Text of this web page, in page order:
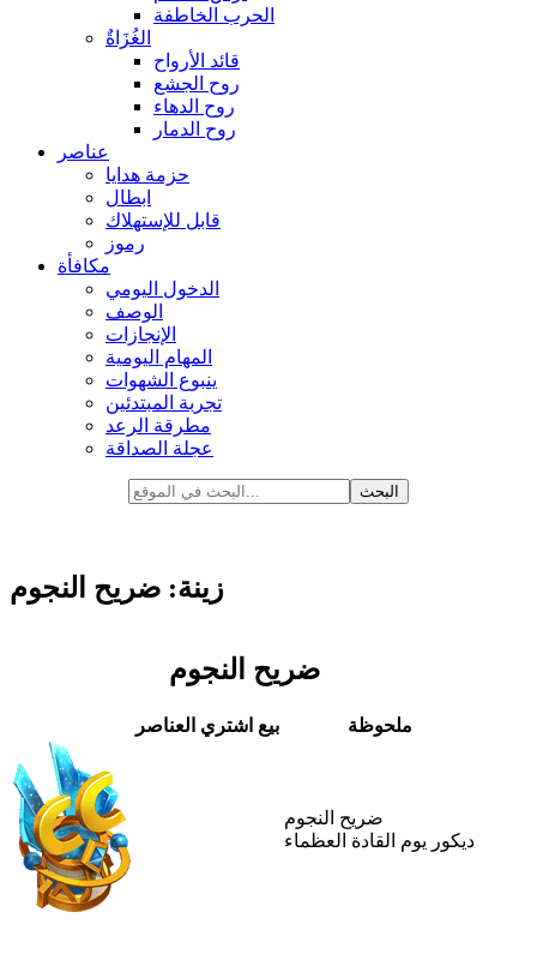
الحرب الخاطفة
الغُزَاةٌ
قائد الأرواح
روح الجشع
روح الدهاء
روح الدمار
عناصر
حزمة هدايا
ابطال
قابل للإستهلاك
رموز
مكافأة
الدخول اليومي
الوصف
الإنجازات
المهام اليومية
ينبوع الشهوات
تجربة المبتدئين
مطرقة الرعد
عجلة الصداقة
زينة: ضريح النجوم
ضريح النجوم
اشتري العناصر بيع ملحوظة
ضريح النجوم
ديكور يوم القادة العظماء